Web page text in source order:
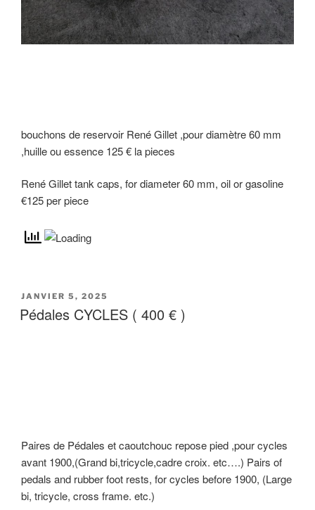
bouchons de reservoir René Gillet ,pour diamètre 60 mm
,huille ou essence 125 € la pieces
René Gillet tank caps, for diameter 60 mm, oil or gasoline
€125 per piece
JANVIER 5, 2025
Pédales CYCLES ( 400 € )
Paires de Pédales et caoutchouc repose pied ,pour cycles
avant 1900,(Grand bi,tricycle,cadre croix. etc….) Pairs of
pedals and rubber foot rests, for cycles before 1900, (Large
bi, tricycle, cross frame. etc.)